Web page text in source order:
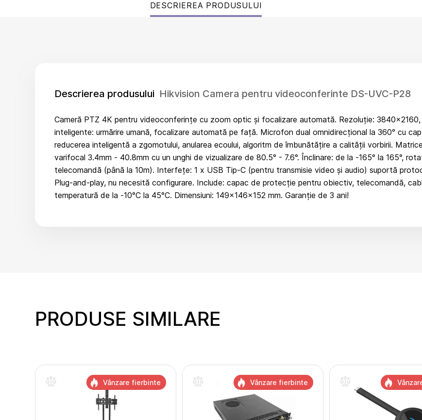
DESCRIEREA PRODUSULUI
Descrierea produsului Hikvision Camera pentru videoconferinte DS-UVC-P28
Cameră PTZ 4K pentru videoconferințe cu zoom optic și focalizare automată. Rezoluție:
inteligente: urmărire umană, focalizare automată pe față. Microfon dual omnidirecțional la 360° cu
reducerea inteligentă a zgomotului, anularea ecoului, algoritm de îmbunătățire a calității vorbirii.
varifocal 3.4mm - 40.8mm cu un unghi de vizualizare de 80.5° - 7.6°. Înclinare: de la -165° la 165°,
telecomandă (până la 10m). Interfețe: 1 x USB Tip-C (pentru transmisie video și audio) suportă
Plug-and-play, nu necesită configurare. Include: capac de protecție pentru obiectiv, telecomandă,
temperatură de la -10°C la 45°C. Dimensiuni: 149×146×152 mm. Garanție de 3 ani!
PRODUSE SIMILARE
Vânzare fierbinte Vânzare fierbinte